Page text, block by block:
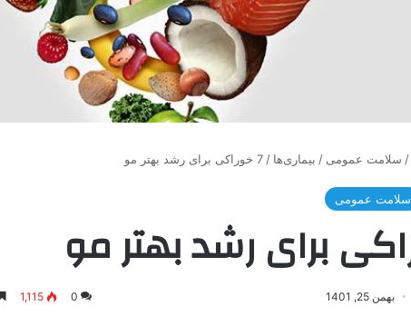
/ سلامت عمومی / بیماری‌ها / 7 خوراکی برای رشد بهتر مو
سلامت عمومی
بهمن 25, 1401 0
1,115